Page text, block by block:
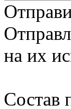
на их
Cостав